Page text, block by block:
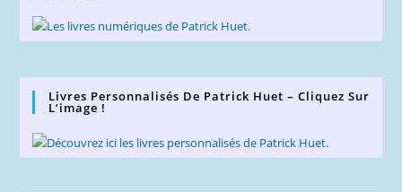
Livres Personnalisés De Patrick Huet – Cliquez Sur
L’image !